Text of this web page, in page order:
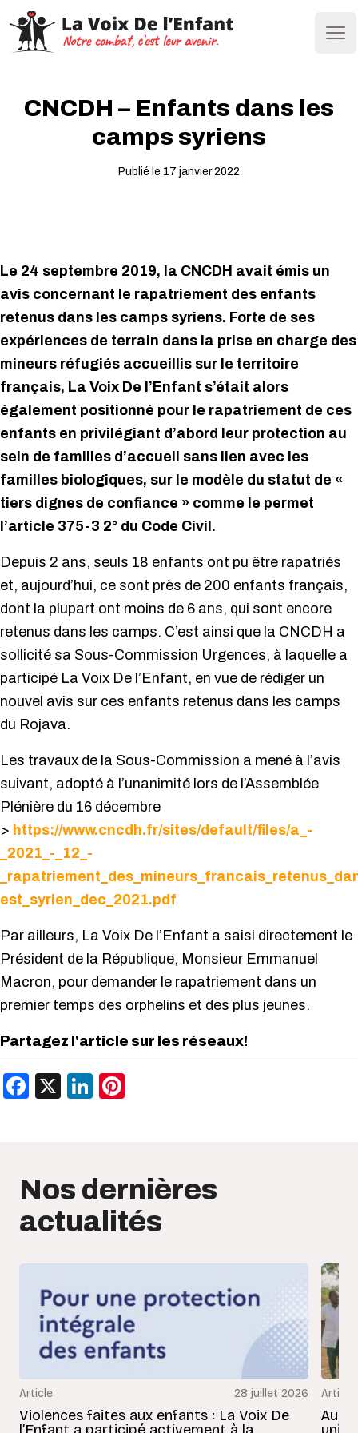
CNCDH – Enfants dans les
camps syriens
Publié le 17 janvier 2022
Le 24 septembre 2019, la CNCDH avait émis un
avis concernant le rapatriement des enfants
retenus dans les camps syriens. Forte de ses
expériences de terrain dans la prise en charge des
mineurs réfugiés accueillis sur le territoire
français, La Voix De l’Enfant s’était alors
également positionné pour le rapatriement de ces
enfants en privilégiant d’abord leur protection au
sein de familles d’accueil sans lien avec les
familles biologiques, sur le modèle du statut de «
tiers dignes de confiance » comme le permet
l’article 375-3 2° du Code Civil.
Depuis 2 ans, seuls 18 enfants ont pu être rapatriés
et, aujourd’hui, ce sont près de 200 enfants français,
dont la plupart ont moins de 6 ans, qui sont encore
retenus dans les camps. C’est ainsi que la CNCDH a
sollicité sa Sous-Commission Urgences, à laquelle a
participé La Voix De l’Enfant, en vue de rédiger un
nouvel avis sur ces enfants retenus dans les camps
du Rojava.
Les travaux de la Sous-Commission a mené à l’avis
suivant, adopté à l’unanimité lors de l’Assemblée
Plénière du 16 décembre
> https://www.cncdh.fr/sites/default/files/a_-
_2021_-_12_-
est_syrien_dec_2021.pdf
Par ailleurs, La Voix De l’Enfant a saisi directement le
Président de la République, Monsieur Emmanuel
Macron, pour demander le rapatriement dans un
premier temps des orphelins et des plus jeunes.
Partagez l'article sur les réseaux!
Facebook
X LinkedIn
Nos dernières
actualités
Article 28 juillet 2026
Violences faites aux enfants : La Voix De
Article
Au